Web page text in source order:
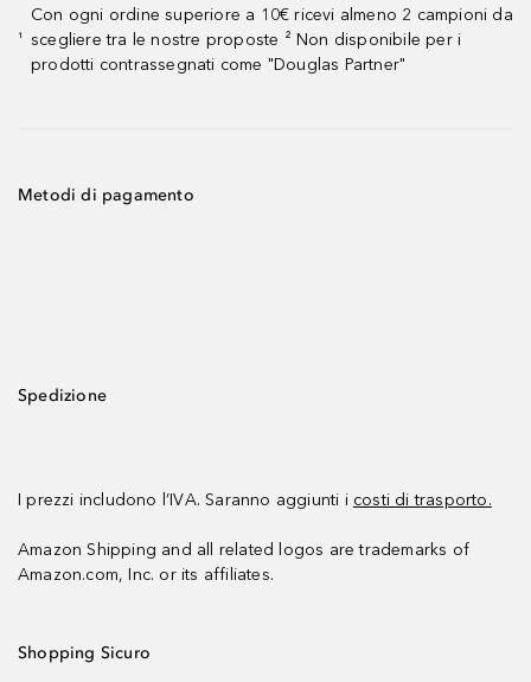
¹
Con ogni ordine superiore a 10€ ricevi almeno 2 campioni da
scegliere tra le nostre proposte ² Non disponibile per i
prodotti contrassegnati come "Douglas Partner"
Metodi di pagamento
Spedizione
I prezzi includono l’IVA. Saranno aggiunti i costi di trasporto.
Amazon Shipping and all related logos are trademarks of
Amazon.com, Inc. or its affiliates.
Shopping Sicuro